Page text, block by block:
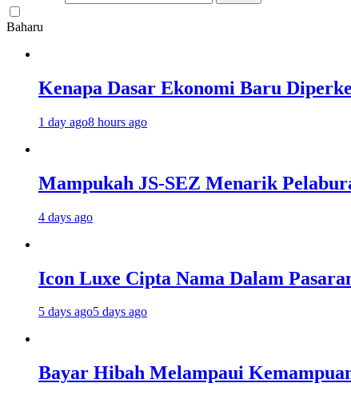
Baharu
Kenapa Dasar Ekonomi Baru
1 day ago8 hours ago
Mampukah JS-SEZ Menarik
4 days ago
Icon Luxe Cipta Nama Dalam
5 days ago5 days ago
Bayar Hibah Melampaui